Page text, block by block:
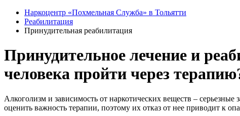
Наркоцентр «Похмельная Служба» в Тольятти
Реабилитация
Принудительная реабилитация
Принудительное лечение и
человека пройти через
Алкоголизм и зависимость от наркотических веществ –
оценить важность терапии, поэтому их отказ от нее приводит к